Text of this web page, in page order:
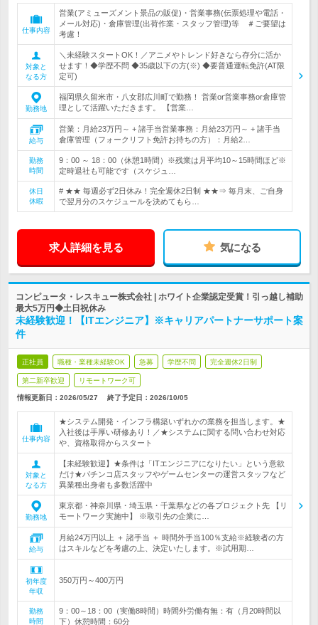
仕事内容
営業(アミューズメント景品の販促)・営業事務(伝票処理や電話・
メール対応)・倉庫管理(出荷作業・スタッフ管理)等 ＃ご要望は
考慮！
対象と
なる方
＼未経験スタートOK！／アニメやトレンド好きなら存分に活か
せます！◆学歴不問 ◆35歳以下の方(※) ◆要普通運転免許(AT限
定可)
勤務地
福岡県久留米市・八女郡広川町で勤務！ 営業or営業事務or倉庫管
理として活躍いただきます。 【営業…
給与
営業：月給23万円～ + 諸手当営業事務：月給23万円～ + 諸手当
倉庫管理（フォークリフト免許お持ちの方）：月給2…
勤務
時間
9：00 ～ 18：00（休憩1時間）※残業は月平均10～15時間ほど※
定時退社も可能です（スケジュ…
休日
休暇
# ★★ 毎週必ず2日休み！完全週休2日制 ★★⇒ 毎月末、ご自身
で翌月分のスケジュールを決めてもら…
求人詳細を見る 気になる
コンピュータ・レスキュー株式会社 | ホワイト企業認定受賞！引っ越し補助
最大5万円◆土日祝休み
未経験歓迎！【ITエンジニア】※キャリアパートナーサポート案
件
正社員 職種・業種未経験OK 急募 学歴不問 完全週休2日制
第二新卒歓迎 リモートワーク可
情報更新日：2026/05/27 終了予定日： 2026/10/05
仕事内容
★システム開発・インフラ構築いずれかの業務を担当します。★
入社後は手厚い研修あり！／★システムに関する問い合わせ対応
や、資格取得からスタート
対象と
なる方
【未経験歓迎】★条件は「ITエンジニアになりたい」という意欲
だけ★パチンコ店スタッフやゲームセンターの運営スタッフなど
異業種出身者も多数活躍中
勤務地
東京都・神奈川県・埼玉県・千葉県などの各プロジェクト先 【リ
モートワーク実施中】 ※取引先の企業に…
給与
月給24万円以上 ＋ 諸手当 ＋ 時間外手当100％支給※経験者の方
はスキルなどを考慮の上、決定いたします。※試用期…
初年度
年収
350万円～400万円
勤務
時間
9：00～18：00（実働8時間）時間外労働有無：有（月20時間以
下）休憩時間：60分